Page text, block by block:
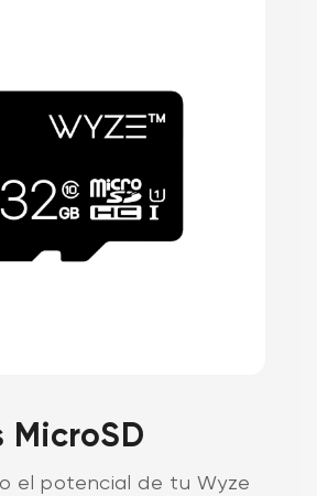
MicroSD
el potencial de tu Wyze